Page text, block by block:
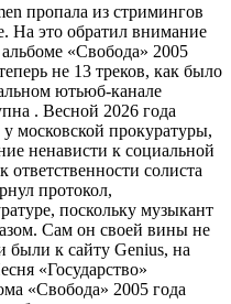
пропала из стримингов
На это обратил внимание
«Свобода» 2005
не 13 треков, как было
ютьюб-канале
. Весной 2026 года
московской прокуратуры,
ненависти к социальной
ответственности солиста
протокол,
поскольку музыкант
Сам он своей вины не
были к сайту Genius, на
«Государство»
«Свобода» 2005 года